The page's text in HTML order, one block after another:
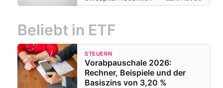
Beliebt in ETF
STEUERN
Vorabpauschale 2026:
Rechner, Beispiele und der
Basiszins von 3,20 %